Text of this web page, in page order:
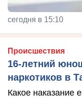
сегодня в 15:10
Происшествия
16-летний
наркотиков в
Какое наказание